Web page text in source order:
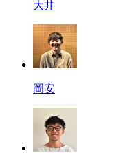
大井
岡安